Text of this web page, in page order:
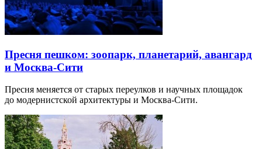
Пресня пешком: зоопарк, планетарий, авангард
и Москва-Сити
Пресня меняется от старых переулков и научных площадок
до модернистской архитектуры и Москва-Сити.